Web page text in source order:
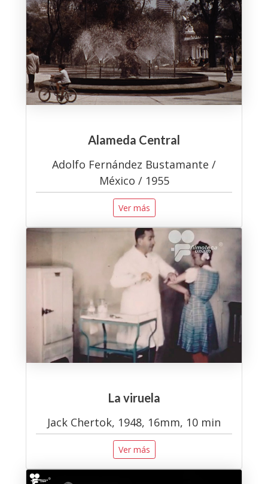
Alameda Central
Adolfo Fernández Bustamante /
México / 1955
Ver más
La viruela
Jack Chertok, 1948, 16mm, 10 min
Ver más